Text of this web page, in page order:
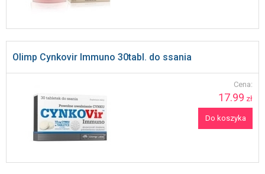
Olimp Cynkovir Immuno 30tabl. do ssania
Cena:
17.99 zł
Do koszyka